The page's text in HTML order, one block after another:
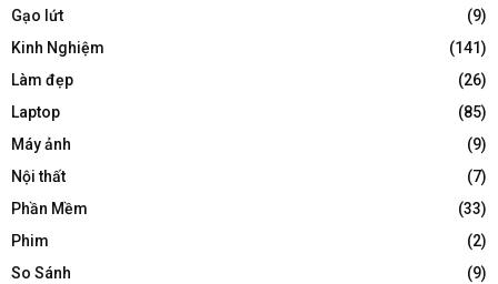
Gạo lứt
(9)
Kinh Nghiệm
(141)
Làm đẹp
(26)
Laptop
(85)
Máy ảnh
(9)
Nội thất
(7)
Phần Mềm
(33)
Phim
(2)
So Sánh
(9)